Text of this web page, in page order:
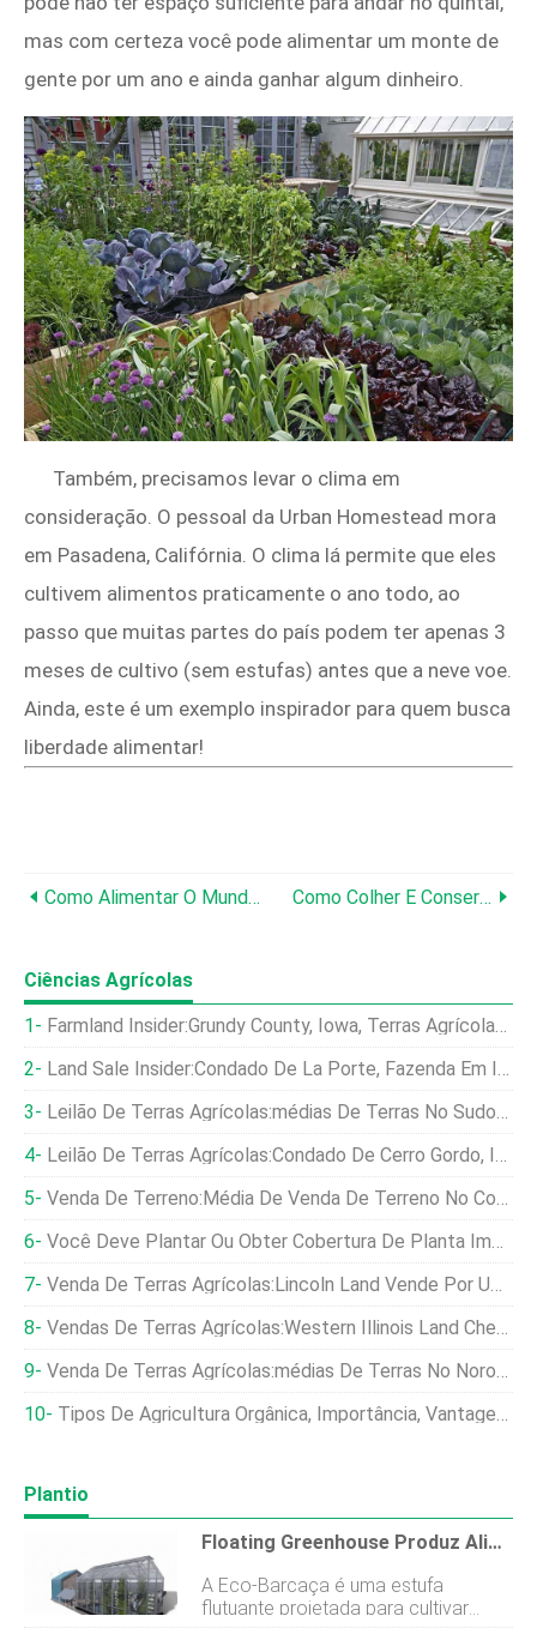
mas com certeza você pode alimentar um monte de
gente por um ano e ainda ganhar algum dinheiro.
Também, precisamos levar o clima em
consideração. O pessoal da Urban Homestead mora
em Pasadena, Califórnia. O clima lá permite que eles
cultivem alimentos praticamente o ano todo, ao
passo que muitas partes do país podem ter apenas 3
meses de cultivo (sem estufas) antes que a neve voe.
Ainda, este é um exemplo inspirador para quem busca
liberdade alimentar!
Como Alimentar O Mundo:cultivar Alimentos, Não Gramados! Como Colher E Conservar Cebolas Verdes
Ciências Agrícolas
Farmland Insider:Grundy County, Iowa, Terras Agrícolas Rendem $ 22, 600 Por Acre
Land Sale Insider:Condado De La Porte, Fazenda Em Indiana Custa Em Média US $ 7, 600 Por Acre
Leilão De Terras Agrícolas:médias De Terras No Sudoeste De Minnesota US $ 6, 900 Por Acre
Leilão De Terras Agrícolas:Condado De Cerro Gordo, Iowa, Terreno Traz $ 7, 760 Por Acre
Venda De Terreno:Média De Venda De Terreno No Condado De Hancock $ 8, 200 Por Acre
Você Deve Plantar Ou Obter Cobertura De Planta Impedida?
Venda De Terras Agrícolas:Lincoln Land Vende Por US $ 10, 000 Por Acre
Vendas De Terras Agrícolas:Western Illinois Land Chega A US $ 10, 100 Por Acre
Venda De Terras Agrícolas:médias De Terras No Noroeste De Iowa US $ 14, 300 Por Acre
Tipos De Agricultura Orgânica, Importância, Vantagens E Benefícios
Plantio
Floating Greenhouse Produz Alimentos Orgânicos Com Energia Limpa
A Eco-Barcaça é uma estufa
flutuante projetada para cultivar